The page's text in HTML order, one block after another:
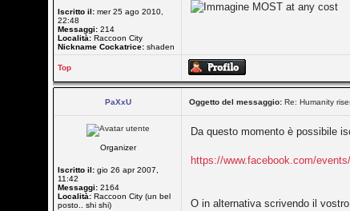
Iscritto il: mer 25 ago 2010,
22:48
Messaggi: 214
Località: Raccoon City
Nickname Cockatrice: shaden
MOST at any cost
Top
PaXxU Oggetto del messaggio: Re: Humanity
Organizer
Iscritto il: gio 26 apr 2007,
11:42
Messaggi: 2164
Località: Raccoon City (un bel
posto.. shi shi)
Da questo momento è possibile
https://www.facebook.com/
O in alternativa scrivendo il